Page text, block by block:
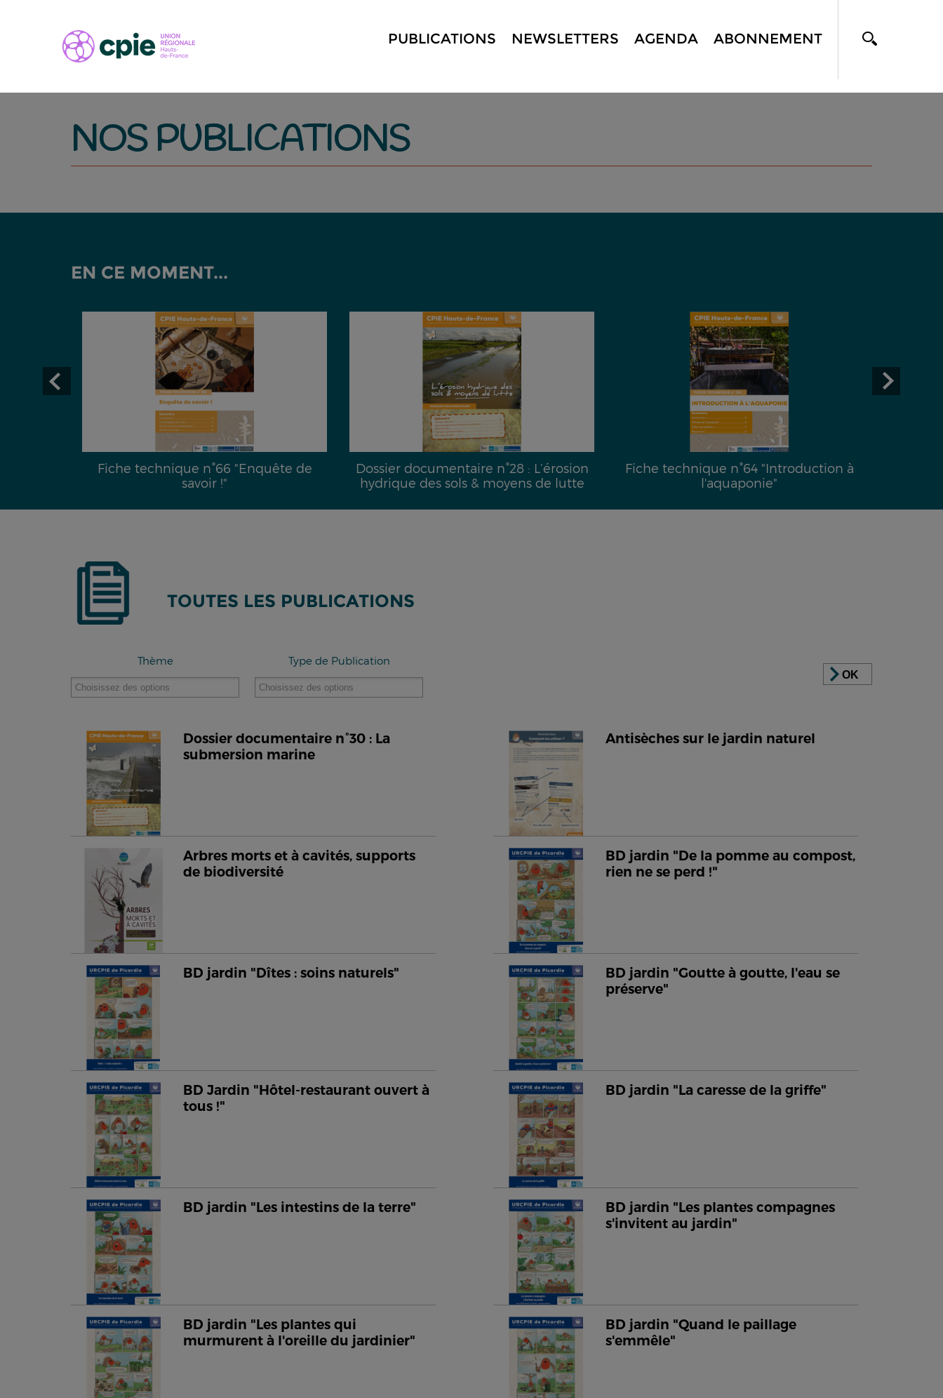
PUBLICATIONS NEWSLETTERS AGENDA ABONNEMENT
NOS PUBLICATIONS
EN CE MOMENT...
Fiche technique n°66 "Enquête de
savoir !"
Dossier documentaire n°28 : L’érosion
hydrique des sols & moyens de lutte
Fiche technique n°64 "Introduction à
l'aquaponie"
TOUTES LES PUBLICATIONS
Thème Type de Publication
OK
Dossier documentaire n°30 : La
submersion marine
Antisèches sur le jardin naturel
Arbres morts et à cavités, supports
de biodiversité
BD jardin "De la pomme au compost,
rien ne se perd !"
BD jardin "Dîtes : soins naturels"
BD jardin "Goutte à goutte, l'eau se
préserve"
BD Jardin "Hôtel-restaurant ouvert à
tous !"
BD jardin "La caresse de la griffe"
BD jardin "Les intestins de la terre"
BD jardin "Les plantes compagnes
s'invitent au jardin"
BD jardin "Les plantes qui
murmurent à l'oreille du jardinier"
BD jardin "Quand le paillage
s'emmêle"